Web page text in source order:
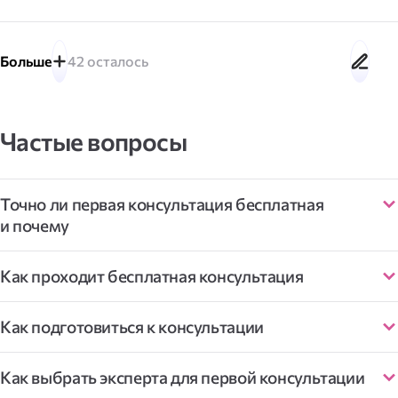
а
скорректировать нежелательные кармические
чтобы скорректировать направления судьбы, поскольку
Вы можете консультироваться у меня по любым сферам:
— личные отношения;
— друзья;
— бизнес;
— работа;
— наличие негатива;
— почакровая диагностика состояние чакр;
Больше 42 осталось
Частые вопросы
Точно ли первая консультация бесплатная
и почему
Как проходит бесплатная консультация
Как подготовиться к консультации
Как выбрать эксперта для первой консультации